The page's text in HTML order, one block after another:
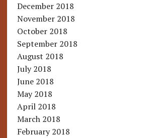
December 2018
November 2018
October 2018
September 2018
August 2018
July 2018
June 2018
May 2018
April 2018
March 2018
February 2018